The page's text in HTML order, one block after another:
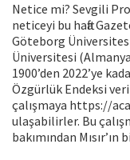
Netice mi? Sevgili
neticeyi bu hafta
Göteborg
Üniversitesi
1900’den 2022’ye
Özgürlük Endeksi
çalışmaya https://
ulaşabilirler. Bu
bakımından